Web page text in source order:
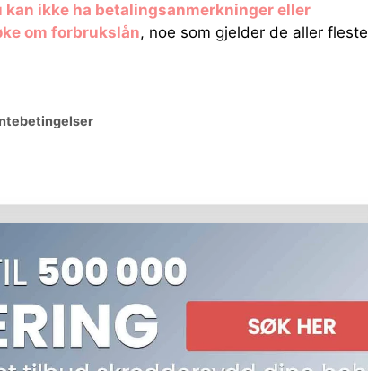
kan ikke ha betalingsanmerkninger eller
om forbrukslån, noe som gjelder de aller fleste